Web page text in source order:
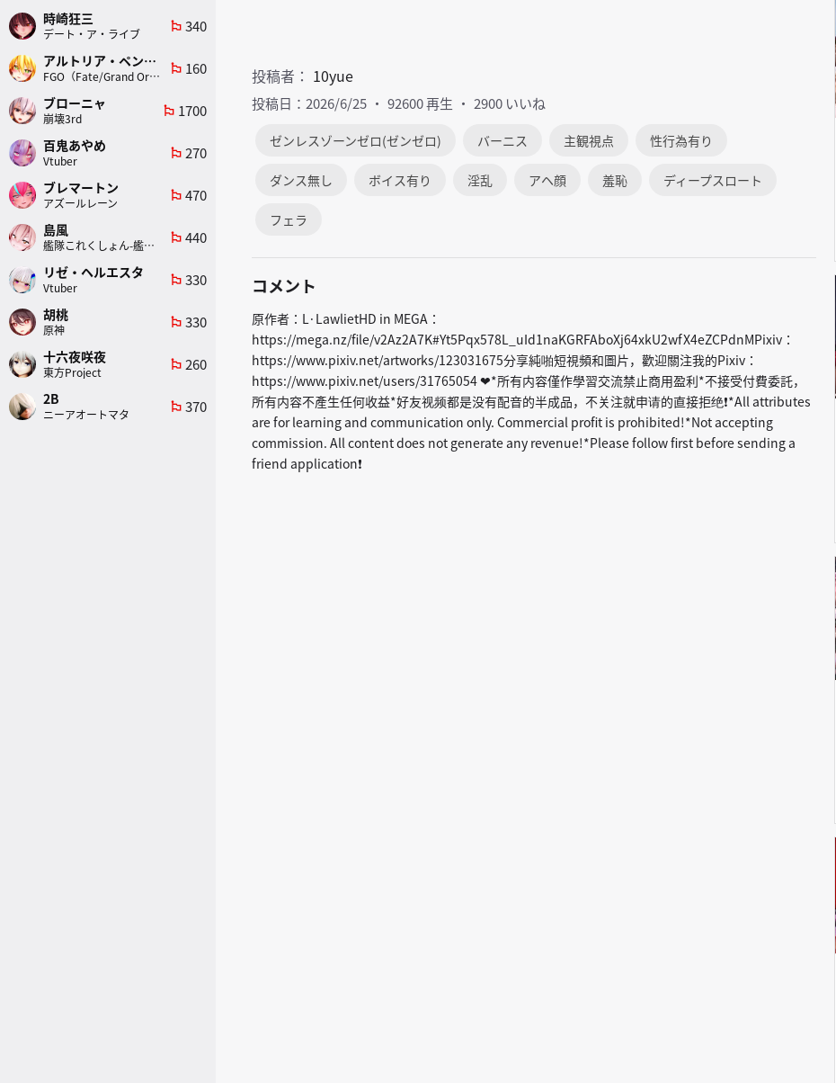
投稿者： 10yue
投稿日：2026/6/25 92600 再生 2900 いいね
ゼンレスゾーンゼロ(ゼンゼロ) バーニス 主観視点 性行為有り
ダンス無し ボイス有り 淫乱 アヘ顔 羞恥 ディープスロート
フェラ
コメント
原作者：L·LawlietHD in MEGA：
https://mega.nz/file/v2Az2A7K#Yt5Pqx578L_uId1naKGRFAboXj64xkU2wfX4eZCPdnMPixiv：
https://www.pixiv.net/artworks/123031675分享純啪短視頻和圖片，歡迎關注我的Pixiv：
https://www.pixiv.net/users/31765054 ❤*所有内容僅作學習交流禁止商用盈利*不接受付費委託，
所有内容不產生任何收益*好友视频都是没有配音的半成品，不关注就申请的直接拒绝❗*All attributes
are for learning and communication only. Commercial profit is prohibited!*Not accepting
commission. All content does not generate any revenue!*Please follow first before sending a
friend application❗
時崎狂三
デート・ア・ライブ
emoji_flags 340
アルトリア・ペンドラゴン(ランサー)
FGO（Fate/Grand Order）
emoji_flags 160
ブローニャ
崩壊3rd
emoji_flags 1700
百鬼あやめ
Vtuber
emoji_flags 270
ブレマートン
アズールレーン
emoji_flags 470
島風
艦隊これくしょん-艦これ-
emoji_flags 440
リゼ・ヘルエスタ
Vtuber
emoji_flags 330
胡桃
原神
emoji_flags 330
十六夜咲夜
東方Project
emoji_flags 260
2B
ニーアオートマタ
emoji_flags 370